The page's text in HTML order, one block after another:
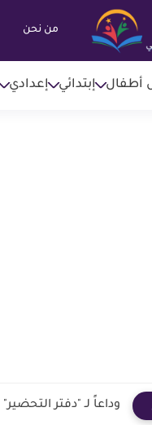
من نحن
أطفال إبتدائي إعدادي
وداعاً لـ "دفتر